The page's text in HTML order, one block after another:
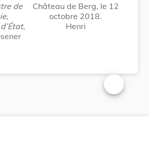
de
Château de Berg, le 12
octobre 2018.
Henri
Changer la